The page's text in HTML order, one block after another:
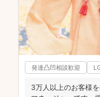
発達凸凹相談歓迎
3万人以上のお客様